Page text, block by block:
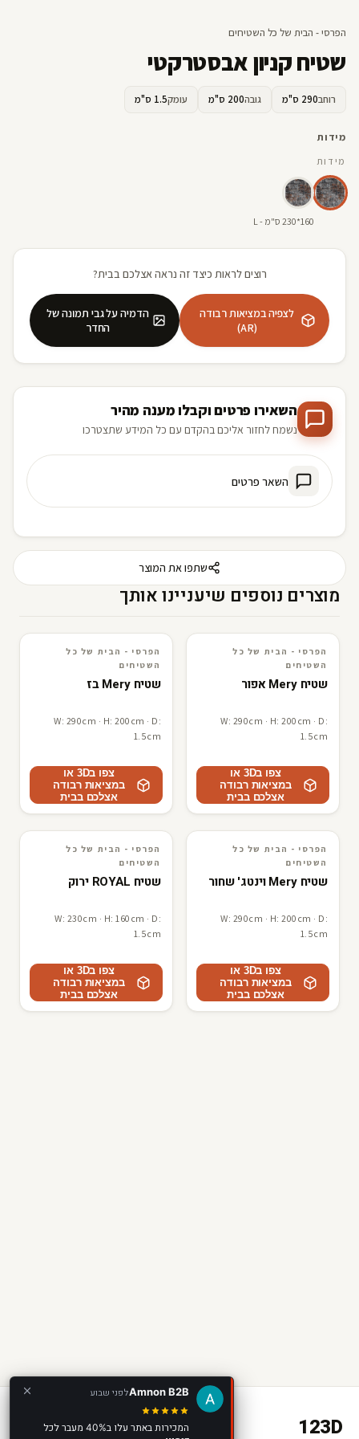
הפרסי - הבית של כל השטיחים
שטיח קניון אבסטרקטי
רוחב290 ס"מ גובה200 ס"מ עומק1.5 ס"מ
מידות
מידות
160*230 ס"מ - L
רוצים לראות כיצד זה נראה אצלכם בבית?
לצפיה במציאות רבודה
(AR)
הדמיה על גבי תמונה של
החדר
השאירו פרטים וקבלו מענה מהיר
נשמח לחזור אליכם בהקדם עם כל המידע שתצטרכו
השאר פרטים
שתפו את המוצר
מוצרים נוספים שיעניינו אותך
3D · AR הפרסי - הבית של כל השטיחים
הפרסי - הבית של כל
השטיחים
שטיח Mery אפור
W: 290cm · H: 200cm · D:
1.5cm
צפו ב3D או
במציאות רבודה
אצלכם בבית
3D · AR הפרסי - הבית של כל השטיחים
הפרסי - הבית של כל
השטיחים
שטיח Mery בז
W: 290cm · H: 200cm · D:
1.5cm
צפו ב3D או
במציאות רבודה
אצלכם בבית
3D · AR הפרסי - הבית של כל השטיחים
הפרסי - הבית של כל
השטיחים
שטיח Mery וינטג' שחור
W: 290cm · H: 200cm · D:
1.5cm
צפו ב3D או
במציאות רבודה
אצלכם בבית
3D · AR הפרסי - הבית של כל השטיחים
הפרסי - הבית של כל
השטיחים
שטיח ROYAL ירוק
W: 230cm · H: 160cm · D:
1.5cm
צפו ב3D או
במציאות רבודה
אצלכם בבית
123D
Amnon B2Bלפני שבוע
המכירות באתר עלו ב40% מעבר לכל